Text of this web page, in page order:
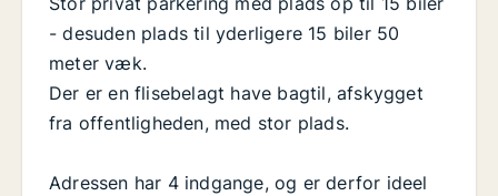
- desuden plads til yderligere 15 biler 50
meter væk.
Der er en flisebelagt have bagtil, afskygget
fra offentligheden, med stor plads.
Adressen har 4 indgange, og er derfor ideel